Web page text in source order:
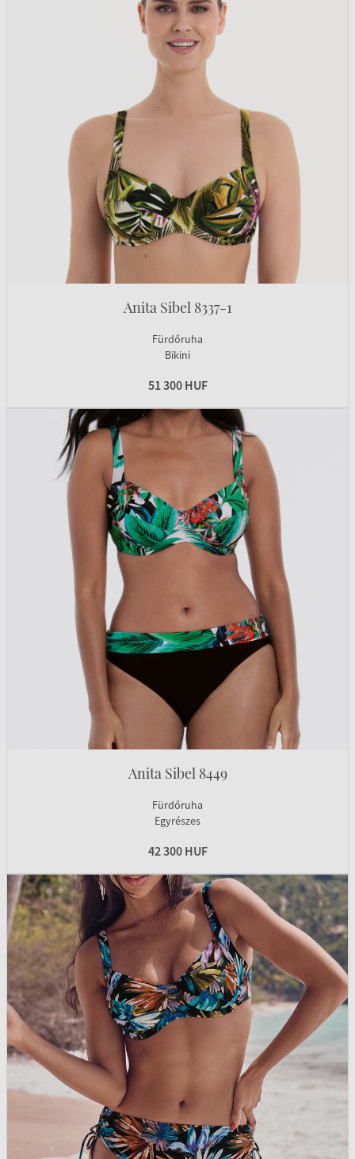
Anita Sibel 8337-1
Fürdőruha
Bikini
51 300 HUF
Anita Sibel 8449
Fürdőruha
Egyrészes
42 300 HUF